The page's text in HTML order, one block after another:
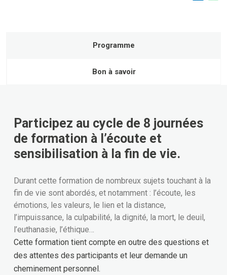
Programme
Bon à savoir
Participez au cycle de 8 journées
de formation à l’écoute et
sensibilisation à la fin de vie.
Durant cette formation de nombreux sujets touchant à la
fin de vie sont abordés, et notamment : l’écoute, les
émotions, les valeurs, le lien et la distance,
l’impuissance, la culpabilité, la dignité, la mort, le deuil,
l’euthanasie, l’éthique…
Cette formation tient compte en outre des questions et
des attentes des participants et leur demande un
cheminement personnel.